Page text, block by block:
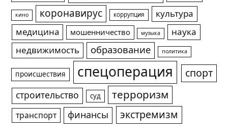
кино коронавирус коррупция
культура
медицина
мошенничество музыка
наука
недвижимость
образование политика
происшествия спецоперация спорт
строительство суд терроризм
транспорт финансы экстремизм